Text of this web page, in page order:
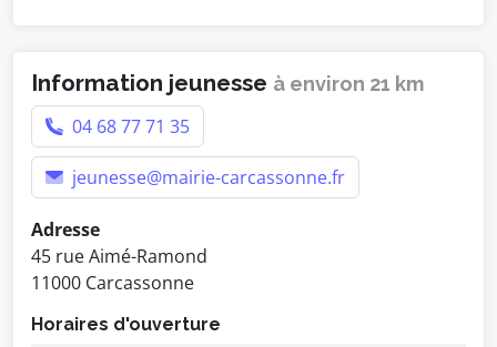
Information jeunesse à environ 21 km
04 68 77 71 35
jeunesse@mairie-carcassonne.fr
Adresse
45 rue Aimé-Ramond
11000 Carcassonne
Horaires d'ouverture